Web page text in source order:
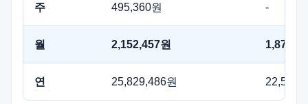
주 495,360원 -
월 2,152,457원
연 25,829,486원